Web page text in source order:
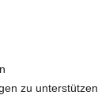
zu unterstützen.